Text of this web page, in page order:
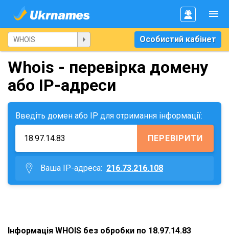
Особистий кабінет
Whois - перевірка домену
або IP-адреси
Введіть домен або IP для отримання інформації:
ПЕРЕВІРИТИ
Ваша IP-адреса: 216.73.216.108
Інформація WHOIS без обробки по 18.97.14.83